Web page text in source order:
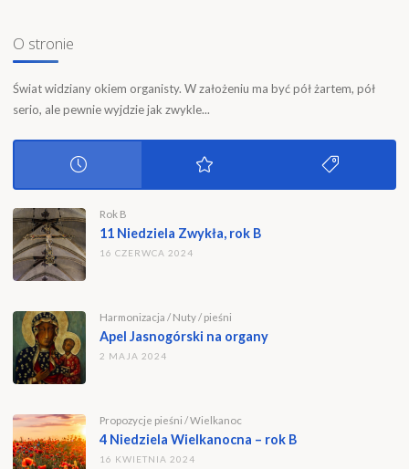
O stronie
Świat widziany okiem organisty. W założeniu ma być pół żartem, pół
serio, ale pewnie wyjdzie jak zwykle...
Rok B
11 Niedziela Zwykła, rok B
16 CZERWCA 2024
Harmonizacja / Nuty/ pieśni
Apel Jasnogórski na organy
2 MAJA 2024
Propozycje pieśni /Wielkanoc
4 Niedziela Wielkanocna – rok B
16 KWIETNIA 2024